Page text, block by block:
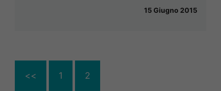
15 Giugno 2015
<< 1 2